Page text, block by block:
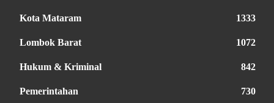
Kota Mataram 1333
Lombok Barat 1072
Hukum & Kriminal 842
Pemerintahan 730